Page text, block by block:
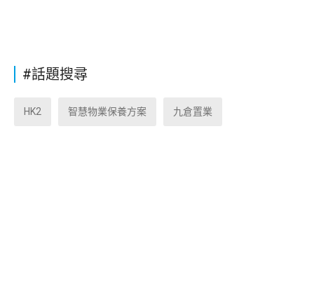
#話題搜尋
HK2 智慧物業保養方案 九倉置業